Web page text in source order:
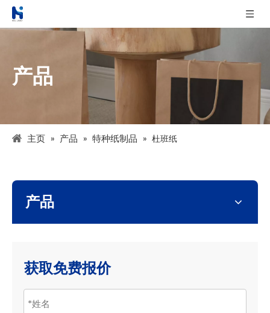
产品
主页 » 产品 » 特种纸制品 » 杜班纸
产品
获取免费报价